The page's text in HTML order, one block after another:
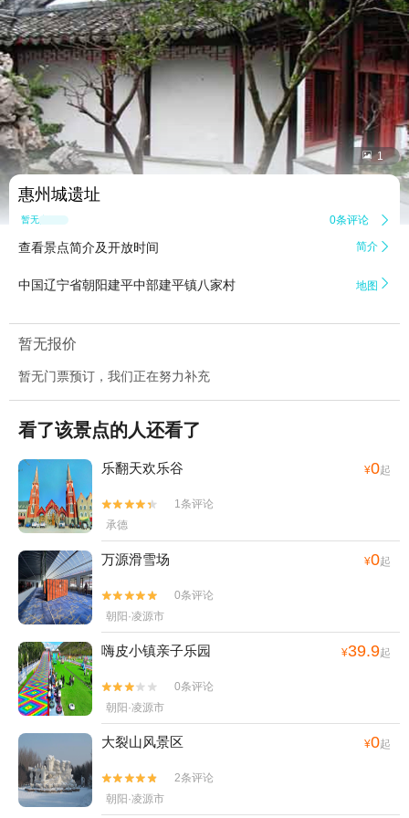
 1
惠州城遗址
暂无点评 0条评论 
查看景点简介及开放时间 简介 
中国辽宁省朝阳建平中部建平镇八家村 地图 
暂无报价
暂无门票预订，我们正在努力补充
看了该景点的人还看了
乐翻天欢乐谷 ¥0起


1条评论
承德
万源滑雪场 ¥0起


0条评论
朝阳·凌源市
嗨皮小镇亲子乐园 ¥39.9起


0条评论
朝阳·凌源市
大裂山风景区 ¥0起


2条评论
朝阳·凌源市
